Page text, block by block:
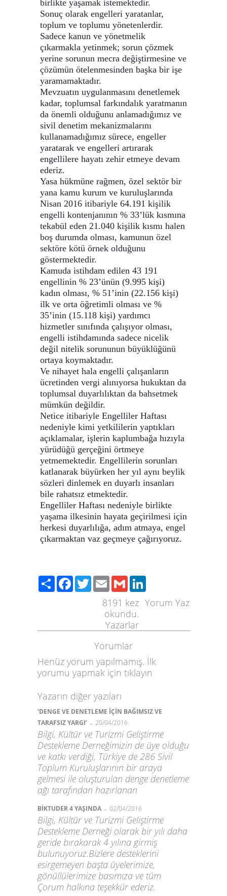
birlikte yaşamak istemektedir.
Sonuç olarak engelleri yaratanlar,
toplum ve toplumu yönetenlerdir.
Sadece kanun ve yönetmelik
çıkarmakla yetinmek; sorun çözmek
yerine sorunun mecra değiştirmesine ve
çözümün ötelenmesinden başka bir işe
yaramamaktadır.
Mevzuatın uygulanmasını denetlemek
kadar, toplumsal farkındalık yaratmanın
da önemli olduğunu anlamadığımız ve
sivil denetim mekanizmalarını
kullanamadığımız sürece, engeller
yaratarak ve engelleri artırarak
engellilere hayatı zehir etmeye devam
ederiz.
Yasa hükmüne rağmen, özel sektör bir
yana kamu kurum ve kuruluşlarında
Nisan 2016 itibariyle 64.191 kişilik
engelli kontenjanının % 33’lük kısmına
tekabül eden 21.040 kişilik kısmı halen
boş durumda olması, kamunun özel
sektöre kötü örnek olduğunu
göstermektedir.
Kamuda istihdam edilen 43 191
engellinin % 23’ünün (9.995 kişi)
kadın olması, % 51’inin (22.156 kişi)
ilk ve orta öğretimli olması ve %
35’inin (15.118 kişi) yardımcı
hizmetler sınıfında çalışıyor olması,
engelli istihdamında sadece nicelik
değil nitelik sorununun büyüklüğünü
ortaya koymaktadır.
Ve nihayet hala engelli çalışanların
ücretinden vergi alınıyorsa hukuktan da
toplumsal duyarlılıktan da bahsetmek
mümkün değildir.
Netice itibariyle Engelliler Haftası
nedeniyle kimi yetkililerin yaptıkları
açıklamalar, işlerin kaplumbağa hızıyla
yürüdüğü gerçeğini örtmeye
yetmemektedir. Engellilerin sorunları
katlanarak büyürken her yıl aynı beylik
sözleri dinlemek en duyarlı insanları
bile rahatsız etmektedir.
Engelliler Haftası nedeniyle birlikte
yaşama ilkesinin hayata geçirilmesi için
herkesi duyarlılığa, adım atmaya, engel
çıkarmaktan vaz geçmeye çağırıyoruz.
PaylaşFacebook
TwitterEmailGmail
Yorum Yaz
8191 kez
okundu.
Yazarlar
Yorumlar
Henüz yorum yapılmamış. İlk
yorumu yapmak için tıklayın
Yazarın diğer yazıları
‘DENGE VE DENETLEME İÇİN BAĞIMSIZ VE
TARAFSIZ YARGI’ - 20/04/2016
Bilgi, Kültür ve Turizmi Geliştirme
Destekleme Derneğimizin de üye olduğu
ve katkı verdiği, Türkiye de 286 Sivil
Toplum Kuruluşlarının bir araya
gelmesi ile oluşturulan denge denetleme
ağı tarafından hazırlanan
BİKTUDER 4 YAŞINDA - 02/04/2016
Bilgi, Kültür ve Turizmi Geliştirme
Destekleme Derneği olarak bir yılı daha
geride bırakarak 4 yılına girmiş
bulunuyoruz.Bizlere desteklerini
esirgemeyen başta üyelerimize,
gönüllülerimize basımıza ve tüm
Çorum halkına teşekkür ederiz.